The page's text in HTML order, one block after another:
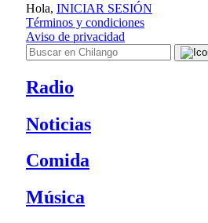
Hola, INICIAR SESIÓN
Términos y condiciones
Aviso de privacidad
Radio
Noticias
Comida
Música